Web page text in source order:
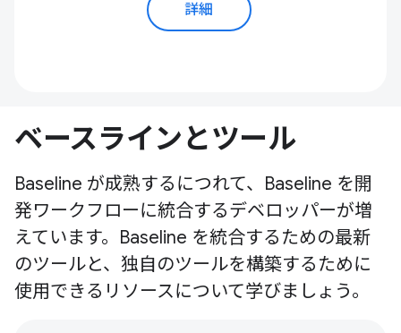
詳細
ベースラインとツール
Baseline が成熟するにつれて、Baseline を開
発ワークフローに統合するデベロッパーが増
えています。Baseline を統合するための最新
のツールと、独自のツールを構築するために
使用できるリソースについて学びましょう。